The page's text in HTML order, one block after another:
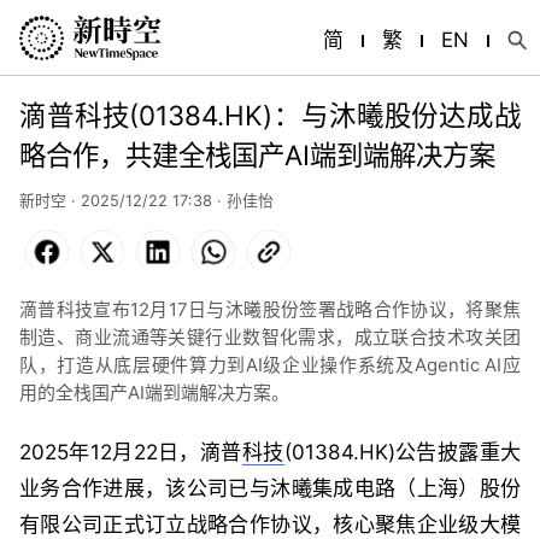
简 繁 EN
滴普科技(01384.HK)：与沐曦股份达成战
略合作，共建全栈国产AI端到端解决方案
新时空 · 2025/12/22 17:38 ·孙佳怡
Facebook LinkedIn WhatsApp
滴普科技宣布12月17日与沐曦股份签署战略合作协议，将聚焦
制造、商业流通等关键行业数智化需求，成立联合技术攻关团
队，打造从底层硬件算力到AI级企业操作系统及Agentic AI应
用的全栈国产AI端到端解决方案。
2025年12月22日，滴普科技(01384.HK)公告披露重大
业务合作进展，该公司已与沐曦集成电路（上海）股份
有限公司正式订立战略合作协议，核心聚焦企业级大模